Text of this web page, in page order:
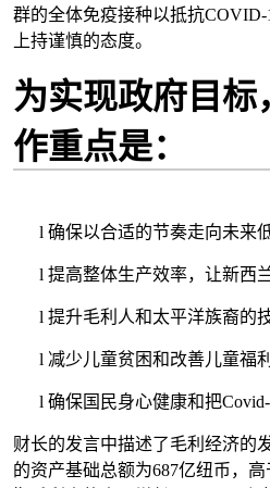
群的全体免疫接种以抵抗
上持谨慎的态度。
为实现政府目标
作重点是：
l 确保以合适的节奏走向未来
l 提高整体生产效率，让新西
l 提升毛利人和太平洋族裔的
l 减少儿童贫困和改善儿童福利
l 确保国民身心健康和把
财长的发言中描述了毛利经济的
的资产基础总额为687亿纽币，高